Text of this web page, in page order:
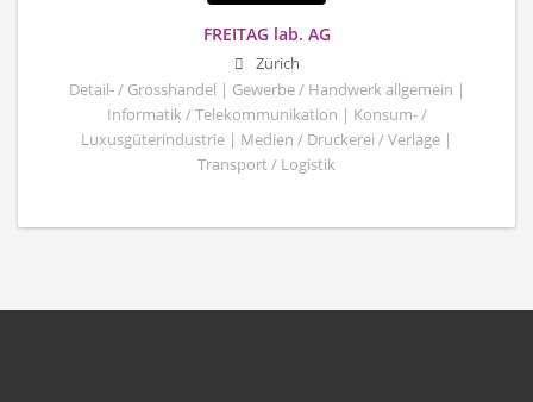
FREITAG lab. AG
Zürich
Detail- / Grosshandel | Gewerbe / Handwerk allgemein |
Informatik / Telekommunikation | Konsum- /
Luxusgüterindustrie | Medien / Druckerei / Verlage |
Transport / Logistik